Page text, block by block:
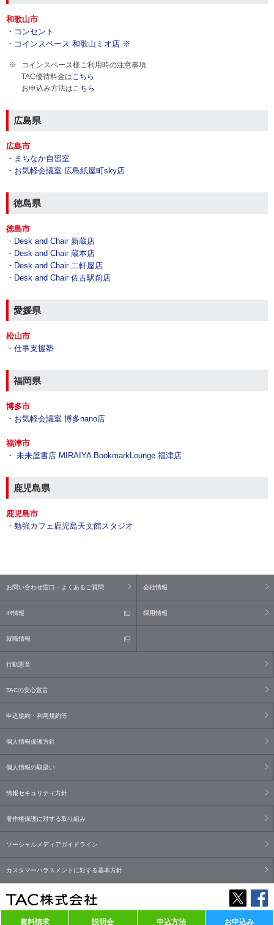
資料請求 説明会 申込方法 お申込み
和歌山市
・ コンセント
・ コインスペース 和歌山ミオ店 ※
コインスペース様ご利用時の注意事項
TAC優待料金はこちら
お申込み方法はこちら
広島県
広島市
・ まちなか自習室
・ お気軽会議室 広島紙屋町sky店
徳島県
徳島市
・ Desk and Chair 新蔵店
・ Desk and Chair 蔵本店
・ Desk and Chair 二軒屋店
・ Desk and Chair 佐古駅前店
愛媛県
松山市
・ 仕事支援塾
福岡県
博多市
・ お気軽会議室 博多nano店
福津市
・ 未来屋書店 MIRAIYA BookmarkLounge 福津店
鹿児島県
鹿児島市
・ 勉強カフェ鹿児島天文館スタジオ
お問い合わせ窓口・よくあるご質問 会社情報
IR情報 採用情報
就職情報
行動憲章
TACの安心宣言
申込規約・利用規約等
個人情報保護方針
個人情報の取扱い
情報セキュリティ方針
著作権保護に対する取り組み
ソーシャルメディアガイドライン
カスタマーハラスメントに対する基本方針
Copyright© TAC Co., Ltd. All Rights Reserved.